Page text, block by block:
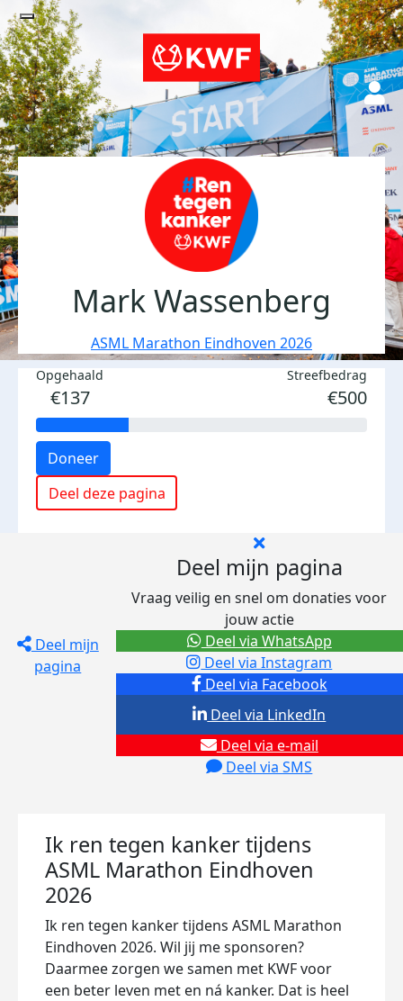
Mark Wassenberg
ASML Marathon Eindhoven 2026
Opgehaald
€137
Streefbedrag
€500
Doneer
Deel deze pagina
Deel mijn
pagina
Deel mijn pagina
Vraag veilig en snel om donaties voor
jouw actie
Deel via Facebook
Deel via Instagram
Deel via e-mail
Deel via SMS
Deel via LinkedIn
Deel via WhatsApp
Ik ren tegen kanker tijdens
ASML Marathon Eindhoven
2026
Ik ren tegen kanker tijdens ASML Marathon
Eindhoven 2026. Wil jij me sponsoren?
Daarmee zorgen we samen met KWF voor
een beter leven met en ná kanker. Dat is heel